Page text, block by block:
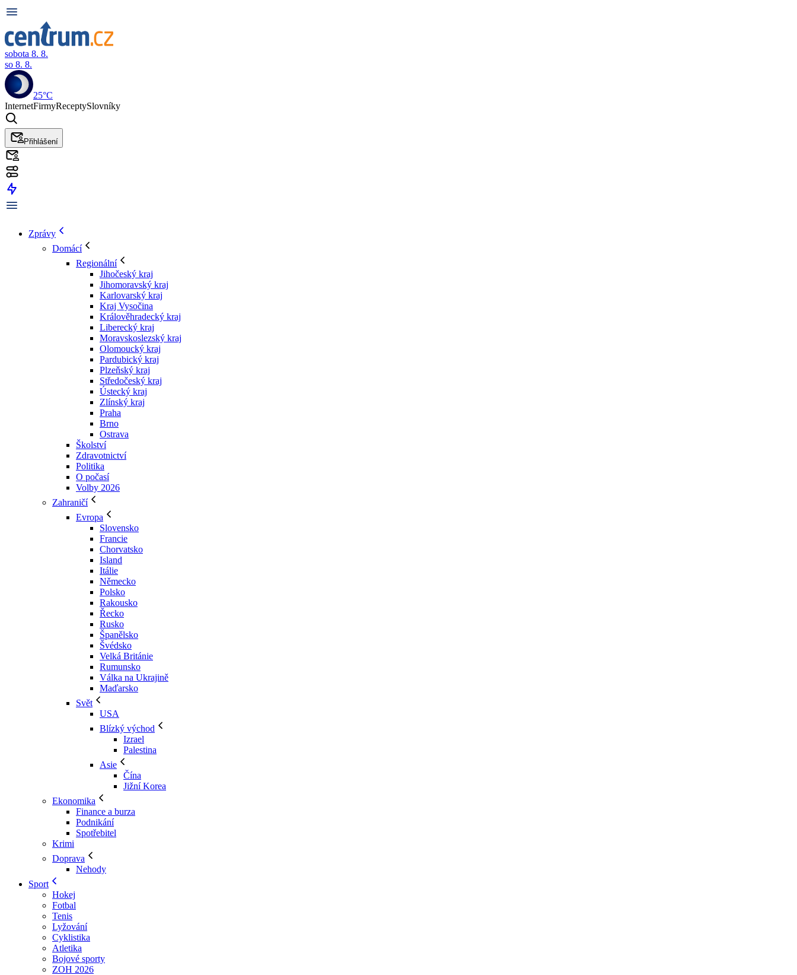
sobota 8. 8.
so 8. 8.
25°C
InternetFirmyReceptySlovníky
Přihlášení
Zprávy
Domácí
Regionální
Jihočeský kraj
Jihomoravský kraj
Karlovarský kraj
Kraj Vysočina
Králověhradecký kraj
Liberecký kraj
Moravskoslezský kraj
Olomoucký kraj
Pardubický kraj
Plzeňský kraj
Středočeský kraj
Ústecký kraj
Zlínský kraj
Praha
Brno
Ostrava
Školství
Zdravotnictví
Politika
O počasí
Volby 2026
Zahraničí
Evropa
Slovensko
Francie
Chorvatsko
Island
Itálie
Německo
Polsko
Rakousko
Řecko
Rusko
Španělsko
Švédsko
Velká Británie
Rumunsko
Válka na Ukrajině
Maďarsko
Svět
USA
Blízký východ
Izrael
Palestina
Asie
Čína
Jižní Korea
Ekonomika
Finance a burza
Podnikání
Spotřebitel
Krimi
Doprava
Nehody
Sport
Hokej
Fotbal
Tenis
Lyžování
Cyklistika
Atletika
Bojové sporty
ZOH 2026